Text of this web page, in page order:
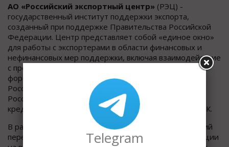
АО «Российский экспортный центр» (РЭЦ) -
государственный институт поддержки экспорта,
созданный при поддержке Правительства Российской
Федерации. Центр представляет собой «единое окно»
для работы с экспортерами в области финансовых и
нефинансовых мер поддержки, включая взаимодействие
с профильными министерствами и ведомствами. Для
формирования концепции «единого oкна» в группу
Российского экспортного центра интегрированы
Российское агентство по страхованию экспортных
кредитов и инвестиций (ЭКСАР) и АО РОСЭКСИМБАНК.
В рамках своей деятельности РЭЦ оказывает широкий
перечень услуг производителям несырьевой продукции
Telegram